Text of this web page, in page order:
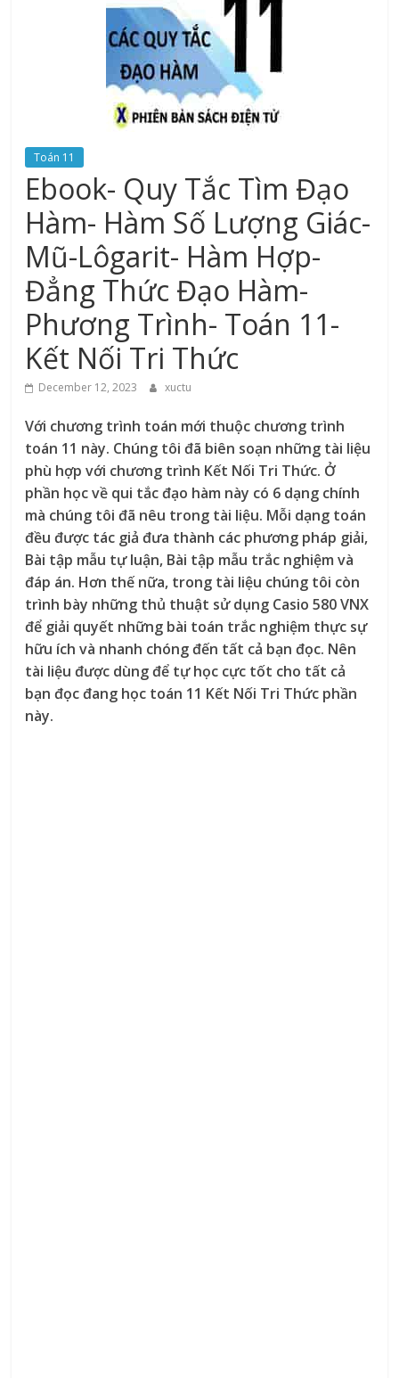
Toán 11
Ebook- Quy Tắc Tìm Đạo
Hàm- Hàm Số Lượng Giác-
Mũ-Lôgarit- Hàm Hợp-
Đẳng Thức Đạo Hàm-
Phương Trình- Toán 11-
Kết Nối Tri Thức
December 12, 2023 xuctu
Với chương trình toán mới thuộc chương trình
toán 11 này. Chúng tôi đã biên soạn những tài liệu
phù hợp với chương trình Kết Nối Tri Thức. Ở
phần học về qui tắc đạo hàm này có 6 dạng chính
mà chúng tôi đã nêu trong tài liệu. Mỗi dạng toán
đều được tác giả đưa thành các phương pháp giải,
Bài tập mẫu tự luận, Bài tập mẫu trắc nghiệm và
đáp án. Hơn thế nữa, trong tài liệu chúng tôi còn
trình bày những thủ thuật sử dụng Casio 580 VNX
để giải quyết những bài toán trắc nghiệm thực sự
hữu ích và nhanh chóng đến tất cả bạn đọc. Nên
tài liệu được dùng để tự học cực tốt cho tất cả
bạn đọc đang học toán 11 Kết Nối Tri Thức phần
này.